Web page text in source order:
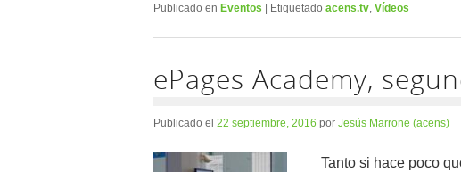
Publicado en Eventos | Etiquetado acens.tv, Vídeos
ePages Academy,
Publicado el 22 septiembre, 2016 por Jesús Marrone (acens)
Tanto si hace poco